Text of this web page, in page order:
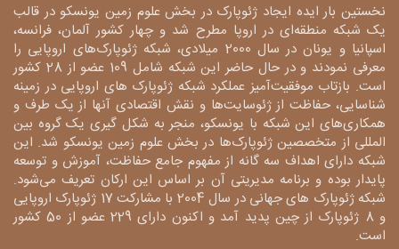
نخستین بار ایده ایجاد ژئوپارک در بخش علوم زمین یونسکو در قالب
یک شبکه منطقه‌ای در اروپا مطرح شد و چهار کشور آلمان، فرانسه،
اسپانیا و یونان در سال 2000 میلادی، شبکه ژئوپارک‌های اروپایی را
معرفی نمودند و در حال حاضر این شبکه شامل 109 عضو از 28 کشور
است. بازتاب موفقیت‌آمیز عملکرد شبکه ژئوپارک های اروپایی در زمینه
شناسایی، حفاظت از ژئوسایت‌ها و نقش اقتصادی آنها از یک طرف و
همکاری‌های این شبکه با یونسکو، منجر به شکل گیری یک گروه بین
المللی از متخصصین ژئوپارک‌ها در بخش علوم زمین یونسکو شد. این
شبکه دارای اهداف سه گانه از مفهوم جامع حفاظت، آموزش و توسعه
پایدار بوده و برنامه مدیریتی آن بر اساس این ارکان تعریف می‌شود.
شبکه ژئوپارک های جهانی در سال 2004 با مشارکت 17 ژئوپارک اروپایی
و 8 ژئوپارک از چین پدید آمد و اکنون دارای 229 عضو از 50 کشور
است.